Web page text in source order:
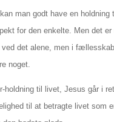
man godt have en holdning
for den enkelte. Men det
ved det alene, men i
noget.
holdning til livet, Jesus går i
til at betragte livet som